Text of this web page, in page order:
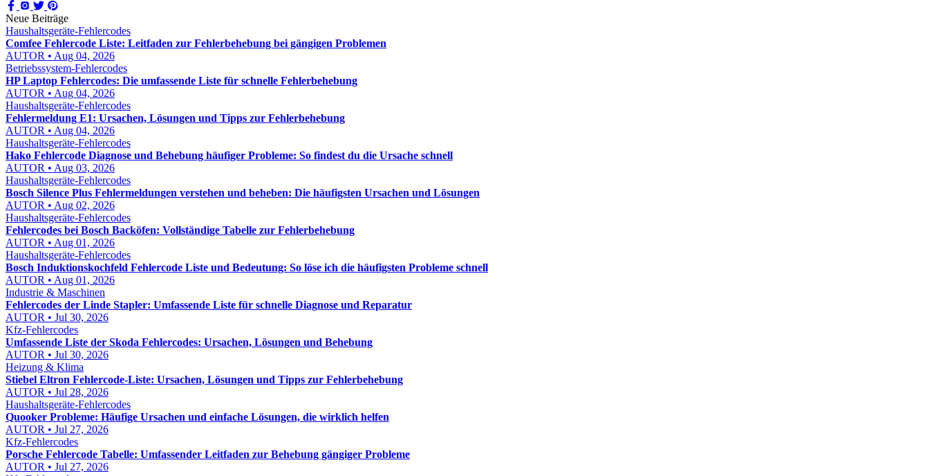
Neue Beiträge
Haushaltsgeräte-Fehlercodes
Comfee Fehlercode Liste: Leitfaden zur Fehlerbehebung bei gängigen Problemen
AUTOR • Aug 04, 2026
Betriebssystem-Fehlercodes
HP Laptop Fehlercodes: Die umfassende Liste für schnelle Fehlerbehebung
AUTOR • Aug 04, 2026
Haushaltsgeräte-Fehlercodes
Fehlermeldung E1: Ursachen, Lösungen und Tipps zur Fehlerbehebung
AUTOR • Aug 04, 2026
Haushaltsgeräte-Fehlercodes
Hako Fehlercode Diagnose und Behebung häufiger Probleme: So findest du die Ursache schnell
AUTOR • Aug 03, 2026
Haushaltsgeräte-Fehlercodes
Bosch Silence Plus Fehlermeldungen verstehen und beheben: Die häufigsten Ursachen und Lösungen
AUTOR • Aug 02, 2026
Haushaltsgeräte-Fehlercodes
Fehlercodes bei Bosch Backöfen: Vollständige Tabelle zur Fehlerbehebung
AUTOR • Aug 01, 2026
Haushaltsgeräte-Fehlercodes
Bosch Induktionskochfeld Fehlercode Liste und Bedeutung: So löse ich die häufigsten Probleme schnell
AUTOR • Aug 01, 2026
Industrie & Maschinen
Fehlercodes der Linde Stapler: Umfassende Liste für schnelle Diagnose und Reparatur
AUTOR • Jul 30, 2026
Kfz-Fehlercodes
Umfassende Liste der Skoda Fehlercodes: Ursachen, Lösungen und Behebung
AUTOR • Jul 30, 2026
Heizung & Klima
Stiebel Eltron Fehlercode-Liste: Ursachen, Lösungen und Tipps zur Fehlerbehebung
AUTOR • Jul 28, 2026
Haushaltsgeräte-Fehlercodes
Quooker Probleme: Häufige Ursachen und einfache Lösungen, die wirklich helfen
AUTOR • Jul 27, 2026
Kfz-Fehlercodes
Porsche Fehlercode Tabelle: Umfassender Leitfaden zur Behebung gängiger Probleme
AUTOR • Jul 27, 2026